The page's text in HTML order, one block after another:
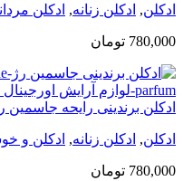
ادکلن, ادکلن زنانه, ادکلن
780,000 تومان
ادکلن برندینی رایحه جاسمین
ادکلن, ادکلن زنانه, ادکلن و
780,000 تومان